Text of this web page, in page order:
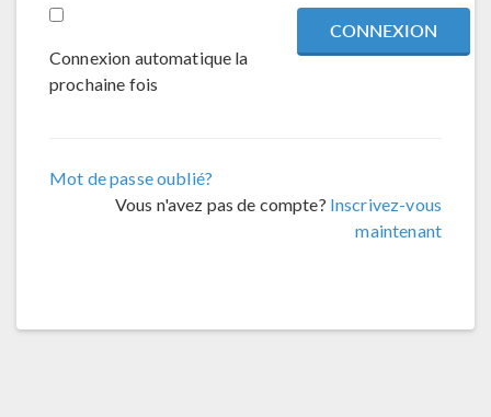
Connexion automatique la
prochaine fois
Mot de passe oublié?
Vous n'avez pas de compte? Inscrivez-vous
maintenant